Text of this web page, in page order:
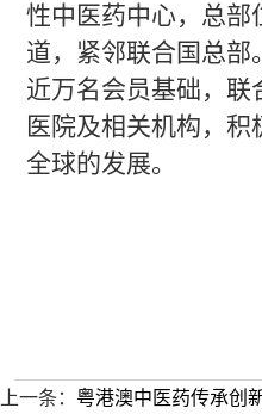
性中医药中心，总部
道，紧邻联合国总部
近万名会员基础，联
医院及相关机构，
全球的发展。
上一条： 粤港澳中医药传承创